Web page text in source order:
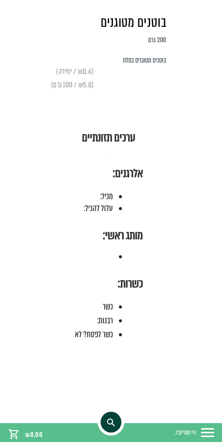
בוטנים מטוגנים
200 גרם
בוטנים מטוגנים במלח
(₪11.6 / יחידה)
(₪5.8 / 100 גרם)
ערכים תזונתיים
אלרגנים:
מכיל:
עלול להכיל:
מותג ראשי:
כשרות:
כשר
רבנות:
כשר לפסח? לא
היי סטריינג'ר, ₪0.00